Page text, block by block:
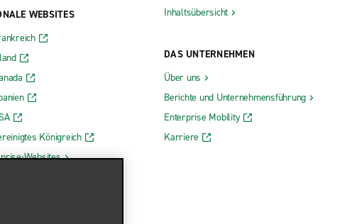
WEBSITES
Königreich
Websites
Inhaltsübersicht
DAS UNTERNEHMEN
Über uns
Berichte und Unternehmensführung
Enterprise Mobility
Karriere